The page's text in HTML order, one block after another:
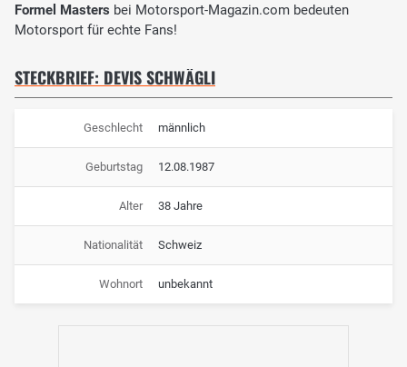
Formel Masters bei Motorsport-Magazin.com bedeuten
Motorsport für echte Fans!
STECKBRIEF: DEVIS SCHWÄGLI
Geschlecht männlich
Geburtstag 12.08.1987
Alter 38 Jahre
Nationalität Schweiz
Wohnort unbekannt